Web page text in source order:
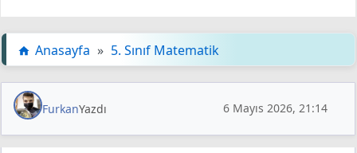
Anasayfa » 5. Sınıf Matematik
FurkanYazdı 6 Mayıs 2026, 21:14